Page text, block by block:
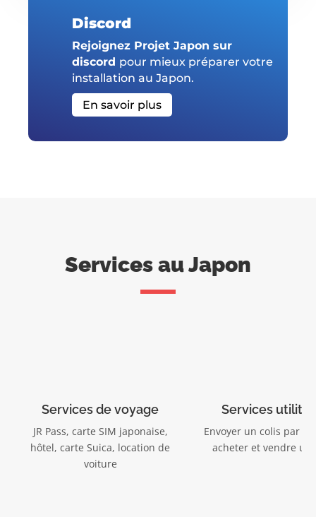
Discord
Rejoignez Projet Japon sur
discord pour mieux préparer votre
installation au Japon.
En savoir plus
Services au Japon
Services de voyage
JR Pass, carte SIM japonaise,
hôtel, carte Suica, location de
voiture
Services
Envoyer un colis par la
acheter et vendre un